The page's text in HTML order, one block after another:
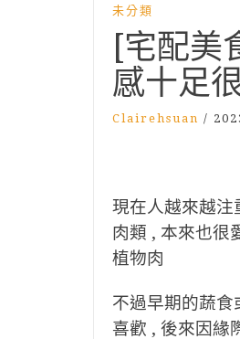
未分類
[宅配美
感十足
Clairehsuan /
現在人越來越注
肉類 , 本來也很
植物肉
不過早期的蔬食
喜歡 , 後來因緣